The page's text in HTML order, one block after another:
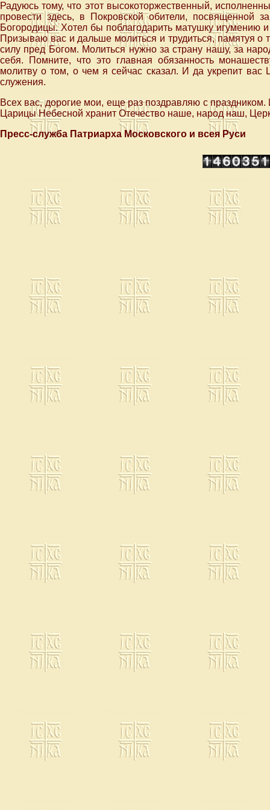
Радуюсь тому, что этот высокоторжественный,
провести здесь, в Покровской обители, посвященной
Богородицы. Хотел бы поблагодарить матушку игумению
Призываю вас и дальше молиться и трудиться, памятуя
силу пред Богом. Молиться нужно за страну нашу, за
себя. Помните, что это главная обязанность
молитву о том, о чем я сейчас сказал. И да укрепит вас
служения.
Всех вас, дорогие мои, еще раз поздравляю с
Царицы Небесной хранит Отечество наше, народ наш,
Пресс-служба Патриарха Московского и всея Руси